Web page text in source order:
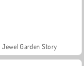
Jewel Garden Story